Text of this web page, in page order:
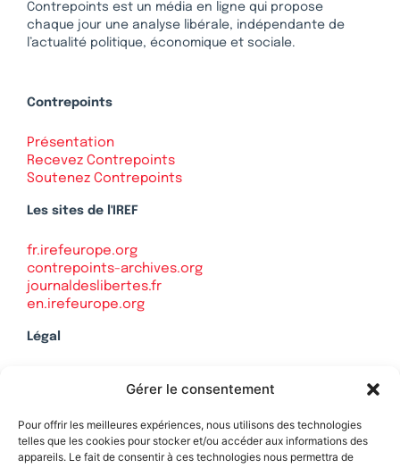
Gérer le consentement
Pour offrir les meilleures expériences, nous utilisons des technologies
telles que les cookies pour stocker et/ou accéder aux informations des
appareils. Le fait de consentir à ces technologies nous permettra de
Contrepoints est un média en ligne qui propose
chaque jour une analyse libérale, indépendante de
l’actualité politique, économique et sociale.
Contrepoints
Présentation
Recevez Contrepoints
Soutenez Contrepoints
Les sites de l'IREF
fr.irefeurope.org
contrepoints-archives.org
journaldeslibertes.fr
en.irefeurope.org
Légal
Politique de confidentialité